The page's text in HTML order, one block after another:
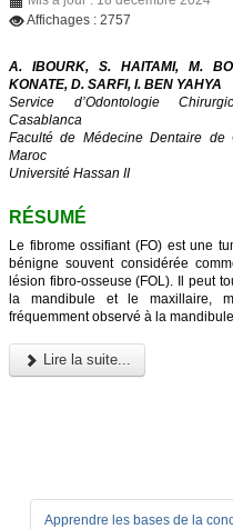
Affichages : 2757
A. IBOURK, S. HAITAMI, M.
KONATE, D. SARFI, I. BEN YAHYA
Service d’Odontologie
Casablanca
Faculté de Médecine Dentaire de
Maroc
Université Hassan II
RÉSUMÉ
Le fibrome ossifiant (FO) est une
bénigne souvent considérée
lésion fibro-osseuse (FOL). Il peut
la mandibule et le maxillaire,
fréquemment observé à la
Lire la suite...
Apprendre les bases de la